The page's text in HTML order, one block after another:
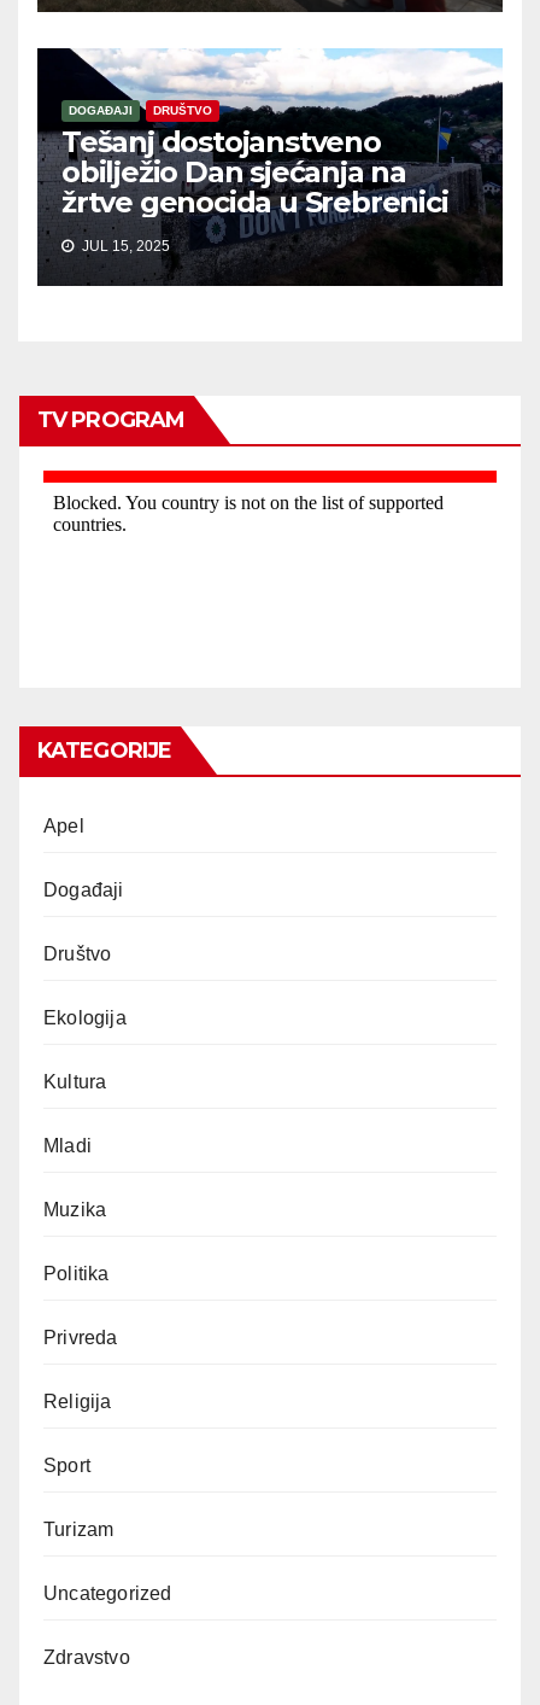
DOGAĐAJI DRUŠTVO
Tešanj dostojanstveno
obilježio Dan sjećanja na
žrtve genocida u Srebrenici
JUL 15, 2025
TV PROGRAM
KATEGORIJE
Apel
Događaji
Društvo
Ekologija
Kultura
Mladi
Muzika
Politika
Privreda
Religija
Sport
Turizam
Uncategorized
Zdravstvo